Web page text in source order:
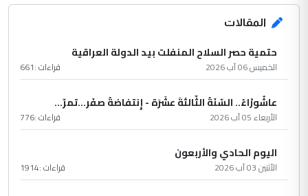
المقالات
حتمية حصر السلاح المنفلت بيد الدولة العراقية
الخميس 06 آب 2026 قراءات :661
عاشُورْاءُ.. السّنَةُ الثّالثةَ عشَرَة - إِنتفاضةُ صفَر…تمرّ...
الأربعاء 05 آب 2026 قراءات :776
اليوم الحادي والأربعون
الأثنين 03 آب 2026 قراءات :1914